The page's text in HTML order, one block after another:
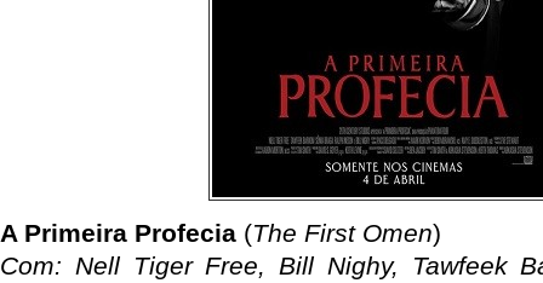
A Primeira Profecia (The First Omen)
Com: Nell Tiger Free, Bill Nighy, Tawfeek